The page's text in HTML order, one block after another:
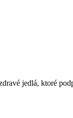
jedlá, ktoré